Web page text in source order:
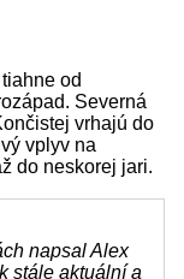
od
Severná
vrhajú do
vplyv na
do neskorej jari.
napsal Alex
stále aktuální a